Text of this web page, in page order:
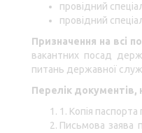
провідний
провідний
Призначення на всі
вакантних посад
питань державної
Перелік документів,
1. Копія
Письмова заява